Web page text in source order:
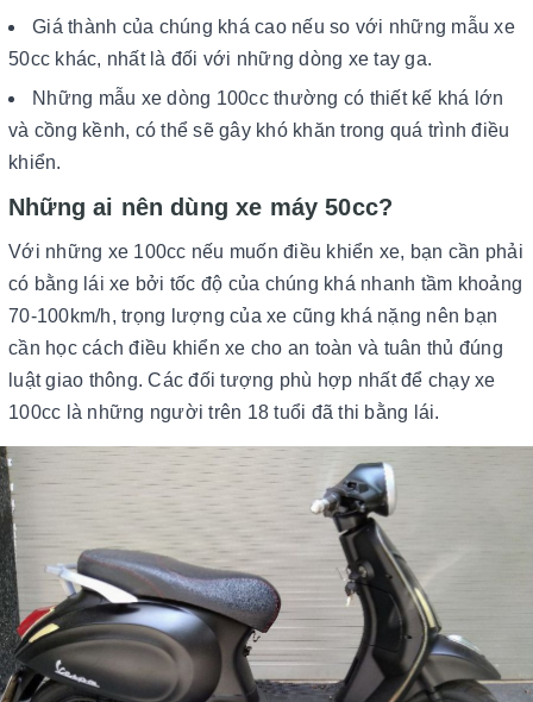
Giá thành của chúng khá cao nếu so với những mẫu xe
50cc khác, nhất là đối với những dòng xe tay ga.
Những mẫu xe dòng 100cc thường có thiết kế khá lớn
và cồng kềnh, có thể sẽ gây khó khăn trong quá trình điều
khiển.
Những ai nên dùng xe máy 50cc?
Với những xe 100cc nếu muốn điều khiển xe, bạn cần phải
có bằng lái xe bởi tốc độ của chúng khá nhanh tầm khoảng
70-100km/h, trọng lượng của xe cũng khá nặng nên bạn
cần học cách điều khiển xe cho an toàn và tuân thủ đúng
luật giao thông. Các đối tượng phù hợp nhất để chạy xe
100cc là những người trên 18 tuổi đã thi bằng lái.